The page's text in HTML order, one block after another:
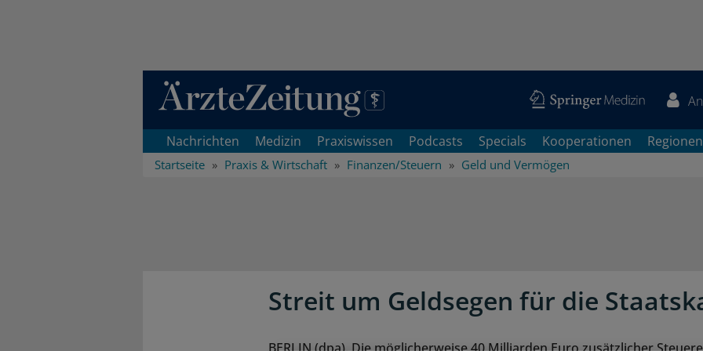
Direkt zum Inhaltsbereich
Nachrichten Medizin Praxiswissen Podcasts Specials Kooperationen Regionen
Startseite Praxis & Wirtschaft Finanzen/Steuern Geld und Vermögen
Streit um Geldsegen für die